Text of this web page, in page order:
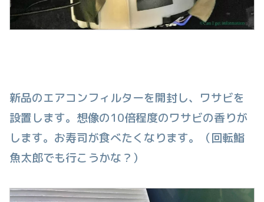
新品のエアコンフィルターを開封し、ワサビを
設置します。想像の10倍程度のワサビの香りが
します。お寿司が食べたくなります。（回転鮨
魚太郎でも行こうかな？）